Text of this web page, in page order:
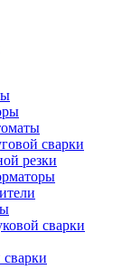
сварки
резки
сварки